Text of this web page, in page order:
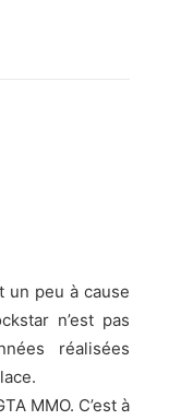
un peu à cause
n’est pas
réalisées
MMO. C’est à